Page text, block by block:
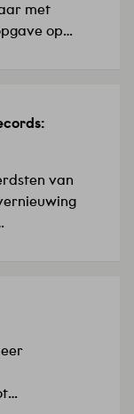
met
op
toe. Hijvan
en
enige
en
en